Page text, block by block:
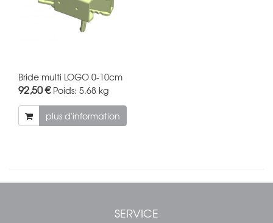
Bride multi LOGO 0-10cm
92,50 € Poids: 5.68 kg
plus d'information
SERVICE